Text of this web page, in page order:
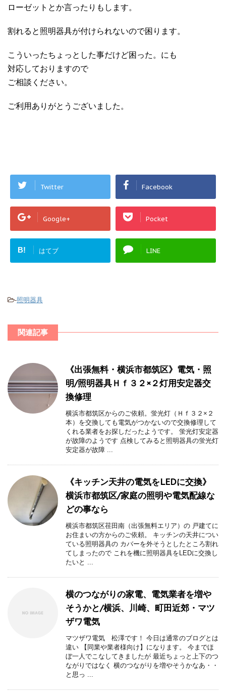
ローゼットとか言ったりもします。
割れると照明器具が付けられないので困ります。
こういったちょっとした事だけど困った。にも
対応しておりますので
ご相談ください。
ご利用ありがとうございました。
Twitter Facebook
Google+ Pocket
B! はてブ LINE
-照明器具
関連記事
《出張無料・横浜市都筑区》電気・照
明/照明器具Ｈｆ３２×２灯用安定器交
換修理
横浜市都筑区からのご依頼。蛍光灯（Ｈｆ３２×２
本）を交換しても電気がつかないので交換修理して
くれる業者をお探しだったようです。 蛍光灯安定器
が故障のようです 点検してみると照明器具の蛍光灯
安定器が故障 ...
《キッチン天井の電気をLEDに交換》
横浜市都筑区/家庭の照明や電気配線な
どの事なら
横浜市都筑区荏田南（出張無料エリア）の 戸建てに
お住まいの方からのご依頼。 キッチンの天井につい
ている照明器具の カバーを外そうとしたところ割れ
てしまったので これを機に照明器具をLEDに交換し
たいと ...
横のつながりの家電、電気業者を増や
そうかと/横浜、川崎、町田近郊・マツ
ザワ電気
マツザワ電気 松澤です！ 今日は通常のブログとは
違い 【同業や業者様向け】になります。 今までほ
ぼ一人でこなしてきましたが 最近ちょっと上下のつ
ながりではなく 横のつながりを増やそうかなあ・・
と思っ ...